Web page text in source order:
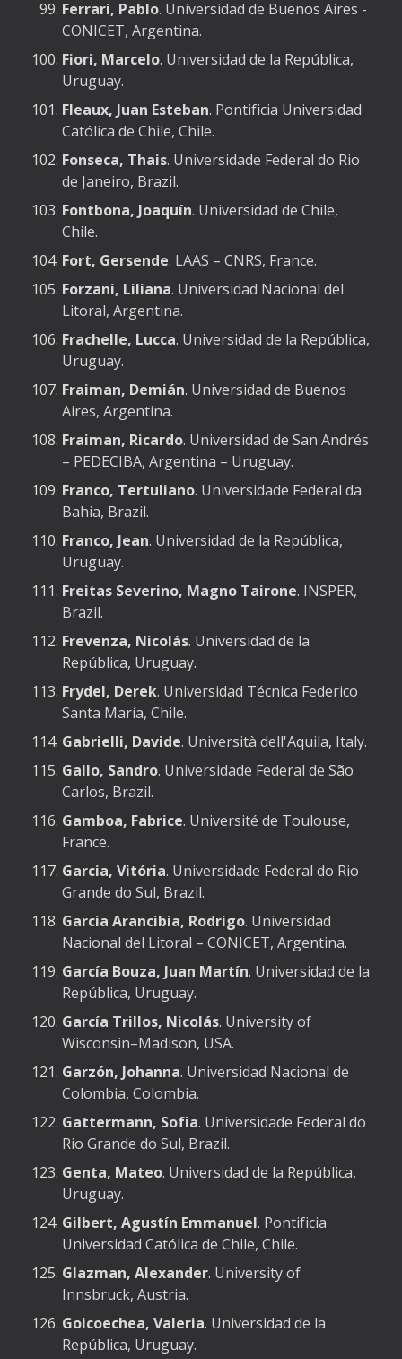
Ferrari, Pablo. Universidad de Buenos Aires -
CONICET, Argentina.
Fiori, Marcelo. Universidad de la República,
Uruguay.
Fleaux, Juan Esteban. Pontificia Universidad
Católica de Chile, Chile.
Fonseca, Thais. Universidade Federal do Rio
de Janeiro, Brazil.
Fontbona, Joaquín. Universidad de Chile,
Chile.
Fort, Gersende. LAAS – CNRS, France.
Forzani, Liliana. Universidad Nacional del
Litoral, Argentina.
Frachelle, Lucca. Universidad de la República,
Uruguay.
Fraiman, Demián. Universidad de Buenos
Aires, Argentina.
Fraiman, Ricardo. Universidad de San Andrés
– PEDECIBA, Argentina – Uruguay.
Franco, Tertuliano. Universidade Federal da
Bahia, Brazil.
Franco, Jean. Universidad de la República,
Uruguay.
Freitas Severino, Magno Tairone. INSPER,
Brazil.
Frevenza, Nicolás. Universidad de la
República, Uruguay.
Frydel, Derek. Universidad Técnica Federico
Santa María, Chile.
Gabrielli, Davide. Università dell'Aquila, Italy.
Gallo, Sandro. Universidade Federal de São
Carlos, Brazil.
Gamboa, Fabrice. Université de Toulouse,
France.
Garcia, Vitória. Universidade Federal do Rio
Grande do Sul, Brazil.
Garcia Arancibia, Rodrigo. Universidad
Nacional del Litoral – CONICET, Argentina.
García Bouza, Juan Martín. Universidad de la
República, Uruguay.
García Trillos, Nicolás. University of
Wisconsin–Madison, USA.
Garzón, Johanna. Universidad Nacional de
Colombia, Colombia.
Gattermann, Sofia. Universidade Federal do
Rio Grande do Sul, Brazil.
Genta, Mateo. Universidad de la República,
Uruguay.
Gilbert, Agustín Emmanuel. Pontificia
Universidad Católica de Chile, Chile.
Glazman, Alexander. University of
Innsbruck, Austria.
Goicoechea, Valeria. Universidad de la
República, Uruguay.